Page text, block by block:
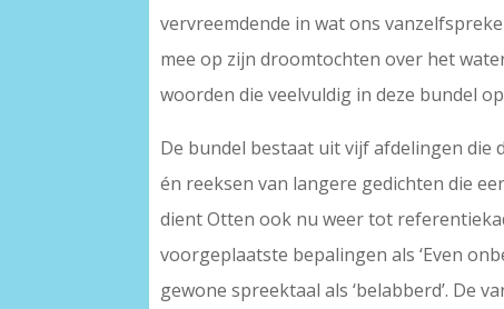
vervreemdende in wat ons
mee op zijn droomtochten over het
woorden die veelvuldig in deze bundel
De bundel bestaat uit vijf afdelingen die
én reeksen van langere gedichten die
dient Otten ook nu weer tot
voorgeplaatste bepalingen als ‘Even
gewone spreektaal als ‘belabberd’. De